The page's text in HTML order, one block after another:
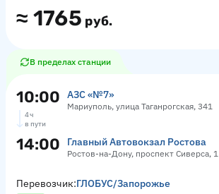
≈ 1765 руб.
В пределах станции
10:00 АЗС «№7»
Мариуполь, улица Таганрогская, 341
4 ч
в пути
14:00 Главный Автовокзал Ростова
Ростов-на-Дону, проспект Сиверса, 1
Перевозчик:ГЛОБУС/Запорожье